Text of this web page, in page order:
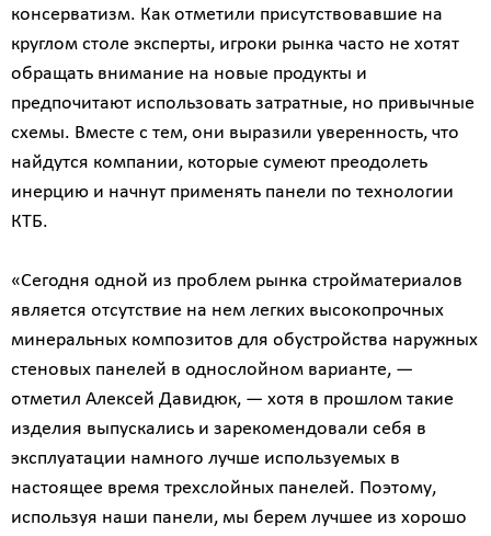
консерватизм. Как отметили присутствовавшие на
круглом столе эксперты, игроки рынка часто не хотят
обращать внимание на новые продукты и
предпочитают использовать затратные, но привычные
схемы. Вместе с тем, они выразили уверенность, что
найдутся компании, которые сумеют преодолеть
инерцию и начнут применять панели по технологии
КТБ.
«Сегодня одной из проблем рынка стройматериалов
является отсутствие на нем легких высокопрочных
минеральных композитов для обустройства наружных
стеновых панелей в однослойном варианте, —
отметил Алексей Давидюк, — хотя в прошлом такие
изделия выпускались и зарекомендовали себя в
эксплуатации намного лучше используемых в
настоящее время трехслойных панелей. Поэтому,
используя наши панели, мы берем лучшее из хорошо